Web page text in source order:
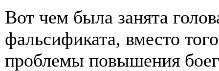
Вот чем была занята
фальсификата, вместо
проблемы повышения